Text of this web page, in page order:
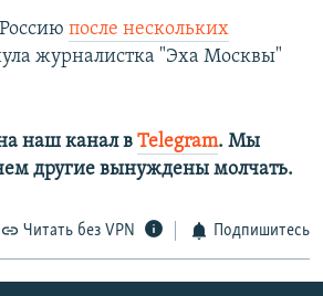
после нескольких
журналистка "Эха Москвы"
наш канал в Telegram. Мы
другие вынуждены молчать.
Читать без VPN Подпишитесь